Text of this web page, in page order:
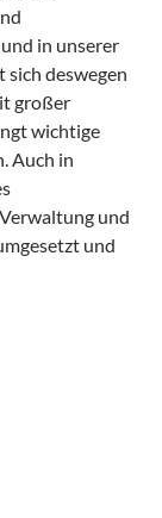
in unserer
deswegen
großer
wichtige
Auch in
und
und